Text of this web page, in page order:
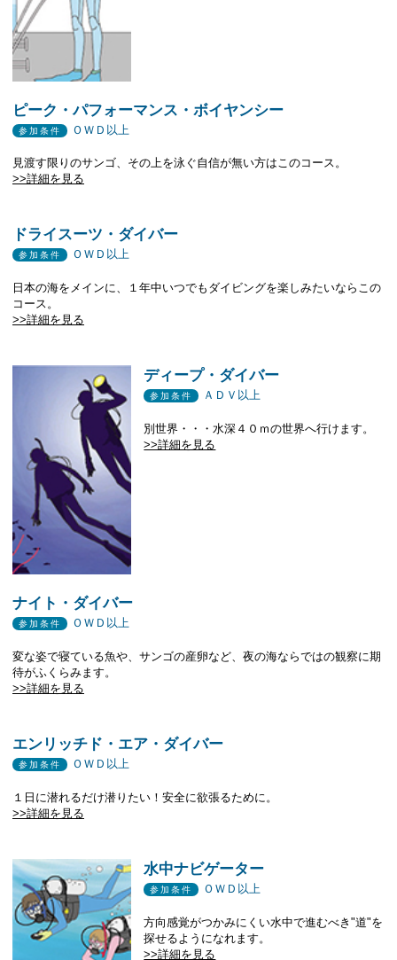
ピーク・パフォーマンス・ボイヤンシー
参加条件 ＯＷＤ以上
見渡す限りのサンゴ、その上を泳ぐ自信が無い方はこのコース。
>>詳細を見る
ドライスーツ・ダイバー
参加条件 ＯＷＤ以上
日本の海をメインに、１年中いつでもダイビングを楽しみたいならこの
コース。
>>詳細を見る
ディープ・ダイバー
参加条件 ＡＤＶ以上
別世界・・・水深４０ｍの世界へ行けます。
>>詳細を見る
ナイト・ダイバー
参加条件 ＯＷＤ以上
変な姿で寝ている魚や、サンゴの産卵など、夜の海ならではの観察に期
待がふくらみます。
>>詳細を見る
エンリッチド・エア・ダイバー
参加条件 ＯＷＤ以上
１日に潜れるだけ潜りたい！安全に欲張るために。
>>詳細を見る
水中ナビゲーター
参加条件 ＯＷＤ以上
方向感覚がつかみにくい水中で進むべき"道"を
探せるようになれます。
>>詳細を見る